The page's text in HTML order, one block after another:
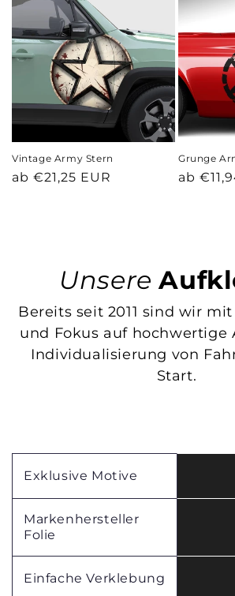
Vintage Army Stern
Normaler
ab €21,25 EUR
Grunge
ab
Unsere
Bereits seit 2011 sind wir
und Fokus auf hochwertige
Individualisierung von
Start.
Exklusive Motive
Markenhersteller
Folie
Einfache Verklebung